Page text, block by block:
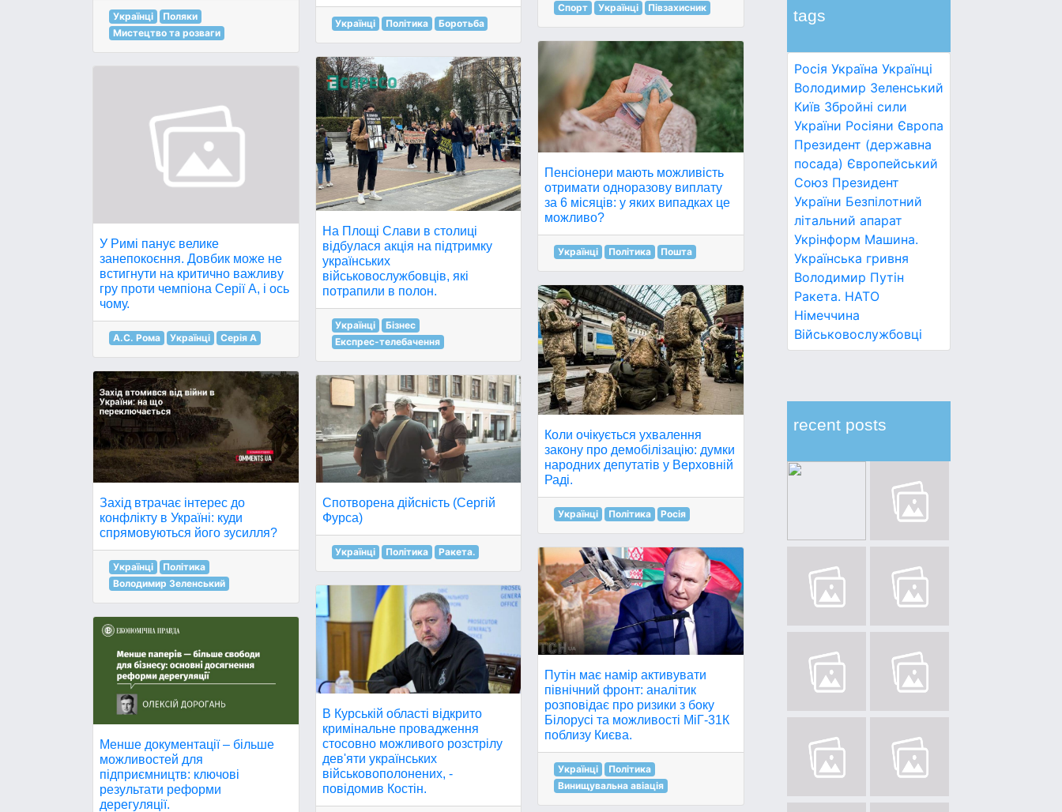
tags
Росія Україна Українці
Володимир Зеленський
Київ Збройні сили
України Росіяни Європа
Президент (державна
посада) Європейський
Союз Президент
України Безпілотний
літальний апарат
Укрінформ Машина.
Українська гривня
Володимир Путін
Ракета. НАТО
Німеччина
Військовослужбовці
recent posts
Українці
Поляки
Мистецтво та розваги
У Римі панує велике
занепокоєння. Довбик може не
встигнути на критично важливу
гру проти чемпіона Серії А, і ось
чому.
А.С. Рома Українці Серія A
Захід втрачає інтерес до
конфлікту в Україні: куди
спрямовуються його зусилля?
Українці
Політика
Володимир Зеленський
Менше документації – більше
можливостей для
підприємництв: ключові
результати реформи
дерегуляції.
Українці Політика Боротьба
На Площі Слави в столиці
відбулася акція на підтримку
українських
військовослужбовців, які
потрапили в полон.
Українці
Бізнес
Експрес-телебачення
Спотворена дійсність (Сергій
Фурса)
Українці Політика Ракета.
В Курській області відкрито
кримінальне провадження
стосовно можливого розстрілу
дев'яти українських
військовополонених, -
повідомив Костін.
Спорт Українці Півзахисник
Пенсіонери мають можливість
отримати одноразову виплату
за 6 місяців: у яких випадках це
можливо?
Українці Політика Пошта
Коли очікується ухвалення
закону про демобілізацію: думки
народних депутатів у Верховній
Раді.
Українці Політика Росія
Путін має намір активувати
північний фронт: аналітик
розповідає про ризики з боку
Білорусі та можливості МіГ-31К
поблизу Києва.
Українці
Політика
Винищувальна авіація